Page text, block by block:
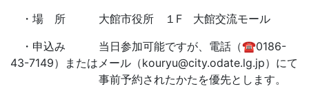
・場 所 大館市役所 １F 大館交流モール
・申込み 当日参加可能ですが、電話（☎0186-
43-7149）またはメール（kouryu@city.odate.lg.jp）にて
事前予約されたかたを優先とします。